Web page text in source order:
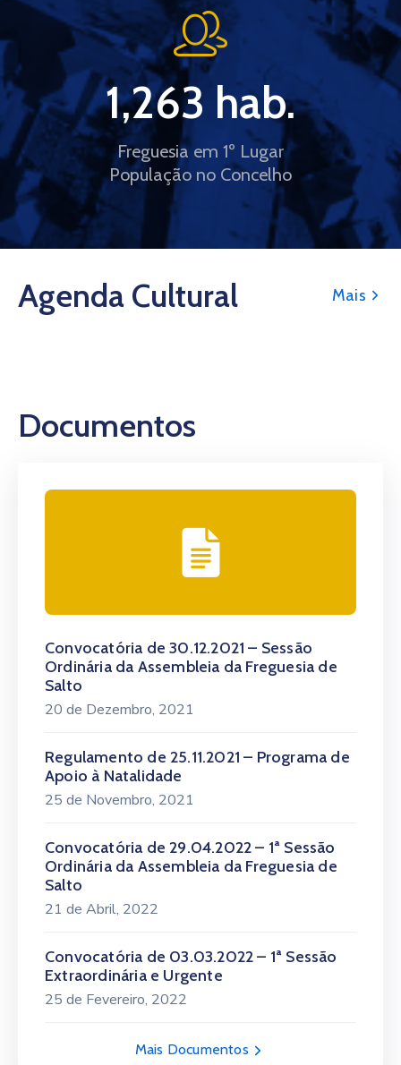
Freguesia em 1º Lugar
População no Concelho
1,263 hab.
Agenda Cultural Mais
Documentos
Convocatória de 30.12.2021 – Sessão
Ordinária da Assembleia da Freguesia de
Salto
20 de Dezembro, 2021
Regulamento de 25.11.2021 – Programa de
Apoio à Natalidade
25 de Novembro, 2021
Convocatória de 29.04.2022 – 1ª Sessão
Ordinária da Assembleia da Freguesia de
Salto
21 de Abril, 2022
Convocatória de 03.03.2022 – 1ª Sessão
Extraordinária e Urgente
25 de Fevereiro, 2022
Mais Documentos